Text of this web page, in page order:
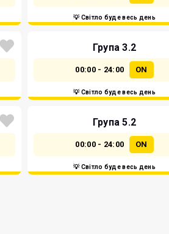
💡 Світло буде весь день
Група 3.2
00:00 - 24:00 ON
💡 Світло буде весь день
Група 5.2
00:00 - 24:00 ON
💡 Світло буде весь день